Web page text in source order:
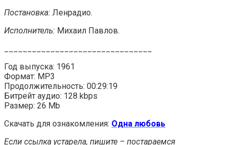
Постановка: Ленрадио.
Исполнитель: Михаил Павлов.
Год выпуска: 1961
Формат: MP3
Продолжительность: 00:29:19
Битрейт аудио: 128 kbps
Размер: 26 Mb
Скачать для ознакомления: Одна любовь
Если ссылка устарела, пишите – постараемся